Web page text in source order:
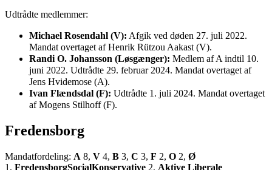
Udtrådte medlemmer:
Michael Rosendahl (V): Afgik ved døden 27. juli 2022.
Mandat overtaget af Henrik Rützou Aakast (V).
Randi O. Johansson (Løsgænger): Medlem af A indtil 10.
juni 2022. Udtrådte 29. februar 2024. Mandat overtaget af
Jens Hvidemose (A).
Ivan Flændsdal (F): Udtrådte 1. juli 2024. Mandat overtaget
af Mogens Stilhoff (F).
Fredensborg
Mandatfordeling: A 8, V 4, B 3, C 3, F 2, O 2, Ø
1, FredensborgSocialKonservative 2, Aktive Liberale